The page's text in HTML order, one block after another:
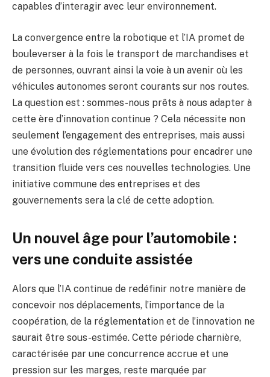
capables d’interagir avec leur environnement.
La convergence entre la robotique et l’IA promet de
bouleverser à la fois le transport de marchandises et
de personnes, ouvrant ainsi la voie à un avenir où les
véhicules autonomes seront courants sur nos routes.
La question est : sommes-nous prêts à nous adapter à
cette ère d’innovation continue ? Cela nécessite non
seulement l’engagement des entreprises, mais aussi
une évolution des réglementations pour encadrer une
transition fluide vers ces nouvelles technologies. Une
initiative commune des entreprises et des
gouvernements sera la clé de cette adoption.
Un nouvel âge pour l’automobile :
vers une conduite assistée
Alors que l’IA continue de redéfinir notre manière de
concevoir nos déplacements, l’importance de la
coopération, de la réglementation et de l’innovation ne
saurait être sous-estimée. Cette période charnière,
caractérisée par une concurrence accrue et une
pression sur les marges, reste marquée par